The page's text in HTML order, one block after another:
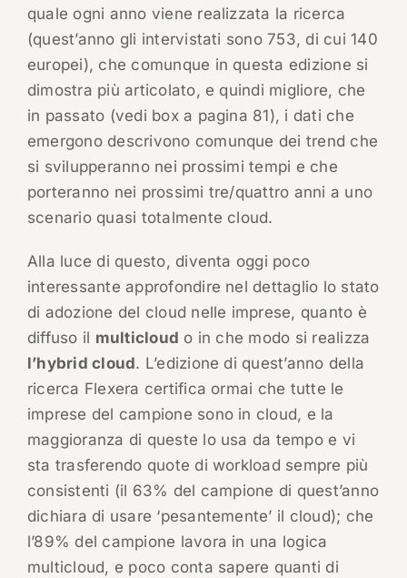
quale ogni anno viene realizzata la ricerca
(quest’anno gli intervistati sono 753, di cui 140
europei), che comunque in questa edizione si
dimostra più articolato, e quindi migliore, che
in passato (vedi box a pagina 81), i dati che
emergono descrivono comunque dei trend che
si svilupperanno nei prossimi tempi e che
porteranno nei prossimi tre/quattro anni a uno
scenario quasi totalmente cloud.
Alla luce di questo, diventa oggi poco
interessante approfondire nel dettaglio lo stato
di adozione del cloud nelle imprese, quanto è
diffuso il multicloud o in che modo si realizza
l’hybrid cloud. L’edizione di quest’anno della
ricerca Flexera certifica ormai che tutte le
imprese del campione sono in cloud, e la
maggioranza di queste lo usa da tempo e vi
sta trasferendo quote di workload sempre più
consistenti (il 63% del campione di quest’anno
dichiara di usare ‘pesantemente’ il cloud); che
l’89% del campione lavora in una logica
multicloud, e poco conta sapere quanti di